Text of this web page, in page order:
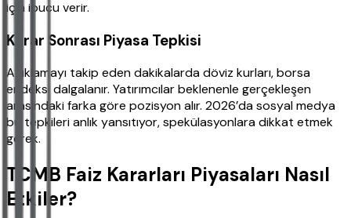
için ipucu verir.
Karar Sonrası Piyasa Tepkisi
Açıklamayı takip eden dakikalarda döviz kurları, borsa
endeksi dalgalanır. Yatırımcılar beklenenle gerçekleşen
arasındaki farka göre pozisyon alır. 2026’da sosyal medya
bu tepkileri anlık yansıtıyor, spekülasyonlara dikkat etmek
gerek.
TCMB Faiz Kararları Piyasaları Nasıl
Etkiler?